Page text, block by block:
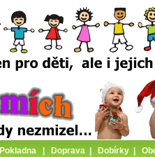
Pokladna Doprava Dobírky